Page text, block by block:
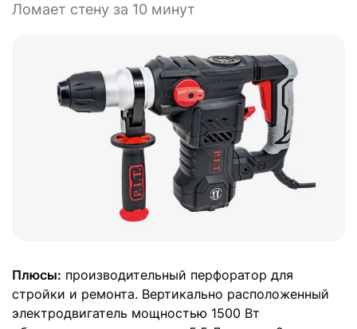
Ломает стену за 10 минут
Плюсы: производительный перфоратор для
стройки и ремонта. Вертикально расположенный
электродвигатель мощностью 1500 Вт